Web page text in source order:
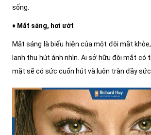
sống.
♦ Mắt sáng, hơi ướt
Mắt sáng là biểu hiện của một đôi mắt
lanh thu hút ánh nhìn. Ai sở hữu đôi mắt có
mặt sẽ có sức cuốn hút và luôn tràn đầy